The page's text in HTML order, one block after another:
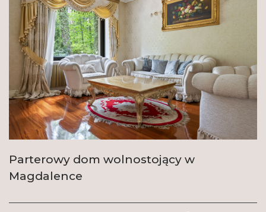
Parterowy dom wolnostojący w
Magdalence